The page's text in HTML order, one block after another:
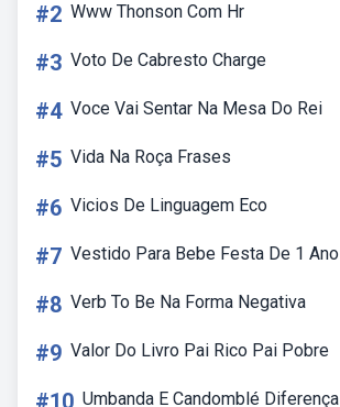
#2 Www Thonson Com Hr
#3 Voto De Cabresto Charge
#4 Voce Vai Sentar Na Mesa Do Rei
#5 Vida Na Roça Frases
#6 Vicios De Linguagem Eco
#7 Vestido Para Bebe Festa De 1 Ano
#8 Verb To Be Na Forma Negativa
#9 Valor Do Livro Pai Rico Pai Pobre
#10 Umbanda E Candomblé Diferença